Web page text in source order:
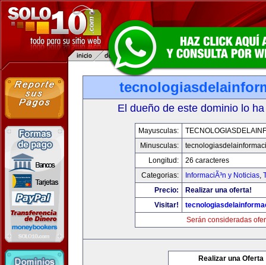
El dueño de este dominio lo
Mayusculas:
Minusculas:
Longitud:
26 caracteres
Categorias:
InformaciÃ³n y Noticias,
Precio:
Realizar una oferta!
Visitar!
Serán consideradas
Realizar una Oferta